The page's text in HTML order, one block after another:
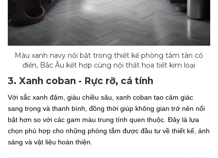
Màu xanh navy nổi bật trong thiết kế phòng tắm tân cổ
điển, Bắc Âu kết hợp cùng nội thất họa tiết kim loại
3. Xanh coban - Rực rỡ, cá tính
Với sắc xanh đậm, giàu chiều sâu, xanh coban tạo cảm giác
sang trọng và thanh bình, đồng thời giúp không gian trở nên nổi
bật hơn so với các gam màu trung tính quen thuộc. Đây là lựa
chọn phù hợp cho những phòng tắm được đầu tư về thiết kế, ánh
sáng và vật liệu hoàn thiện.